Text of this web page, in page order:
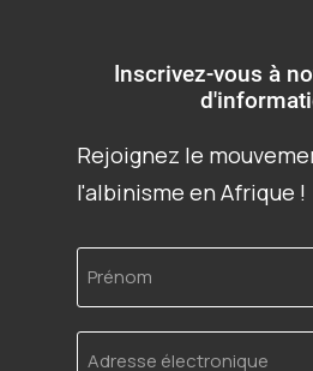
Inscrivez-vous à
Rejoignez le
l'albinisme en Afrique !
Prénom
Adresse
électronique